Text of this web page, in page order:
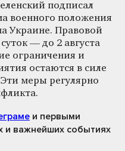
подписал
военного положения
Украине. Правовой
— до 2 августа
ограничения и
остаются в силе
меры регулярно
и первыми
и важнейших событиях